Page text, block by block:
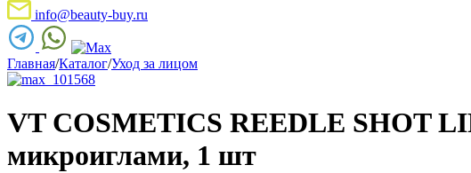
info@beauty-buy.ru
Главная/Каталог/Уход за лицом
VT COSMETICS REEDLE SHOT
микроиглами, 1 шт